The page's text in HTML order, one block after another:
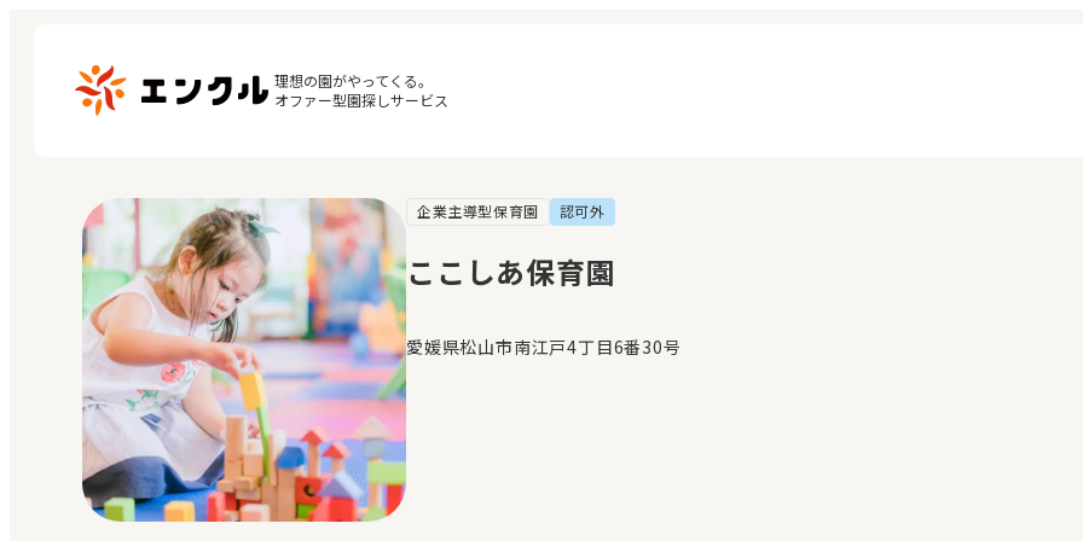
理想の園がやってくる。
オファー型園探しサービス
保育園・幼稚園を探す
地図から探す
地域から探す
マイページ
閲覧履歴
お気に入り
企業主導型保育園 認可外
ここしあ保育園
愛媛県松山市南江戸4丁目6番30号